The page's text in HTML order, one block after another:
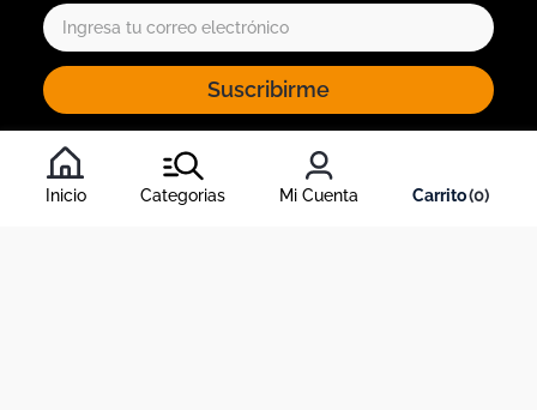
Inicio Categorias Mi Cuenta 0
Suscribirme
Al inscribirte al newsletter, aceptas nuestros
condiciones
, y nuestrapolítica de tratamiento de información